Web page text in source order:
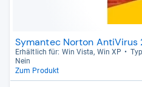
Symantec Norton
Erhält­lich für: Win Vista, Win XP
Nein
Zum Produkt